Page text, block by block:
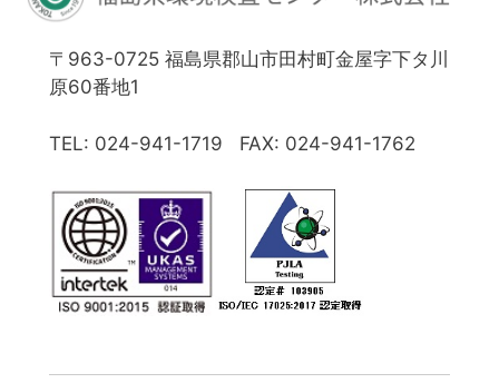
〒963-0725 福島県郡山市田村町金屋字下タ川
原60番地1
TEL: 024-941-1719 FAX: 024-941-1762